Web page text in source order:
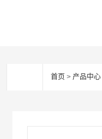
首页 >产品中心